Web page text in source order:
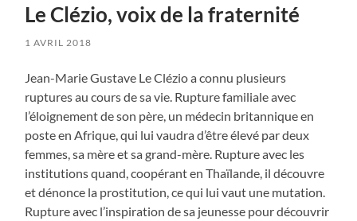
Le Clézio, voix de la fraternité
1 AVRIL 2018
Jean-Marie Gustave Le Clézio a connu plusieurs
ruptures au cours de sa vie. Rupture familiale avec
l’éloignement de son père, un médecin britannique en
poste en Afrique, qui lui vaudra d’être élevé par deux
femmes, sa mère et sa grand-mère. Rupture avec les
institutions quand, coopérant en Thaïlande, il découvre
et dénonce la prostitution, ce qui lui vaut une mutation.
Rupture avec l’inspiration de sa jeunesse pour découvrir